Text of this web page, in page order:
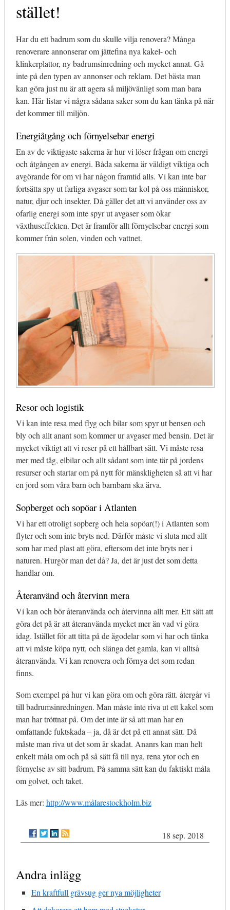
stället!
Har du ett badrum som du skulle vilja renovera? Många
renoverare annonserar om jättefina nya kakel- och
klinkerplattor, ny badrumsinredning och mycket annat. Gå
inte på den typen av annonser och reklam. Det bästa man
kan göra just nu är att agera så miljövänligt som man bara
kan. Här listar vi några sådana saker som du kan tänka på när
det kommer till miljön.
Energiåtgång och förnyelsebar energi
En av de viktigaste sakerna är hur vi löser frågan om energi
och åtgången av energi. Båda sakerna är väldigt viktiga och
avgörande för om vi har någon framtid alls. Vi kan inte bar
fortsätta spy ut farliga avgaser som tar kol på oss människor,
natur, djur och insekter. Då gäller det att vi använder oss av
ofarlig energi som inte spyr ut avgaser som ökar
växthuseffekten. Det är framför allt förnyelsebar energi som
kommer från solen, vinden och vattnet.
Resor och logistik
Vi kan inte resa med flyg och bilar som spyr ut bensen och
bly och allt anant som kommer ur avgaser med bensin. Det är
mycket viktigt att vi reser på ett hållbart sätt. Vi måste resa
mer med tåg, elbilar och allt sådant som inte tär på jordens
resurser och startar om på nytt för mänskligheten så att vi har
en jord som våra barn och barnbarn ska ärva.
Sopberget och sopöar i Atlanten
Vi har ett otroligt sopberg och hela sopöar(!) i Atlanten som
flyter och som inte bryts ned. Därför måste vi sluta med allt
som har med plast att göra, eftersom det inte bryts ner i
naturen. Hurgör man det då? Ja, det är just det som detta
handlar om.
Återanvänd och återvinn mera
Vi kan och bör återanvända och återvinna allt mer. Ett sätt att
göra det på är att återanvända mycket mer än vad vi göra
idag. Istället för att titta på de ägodelar som vi har och tänka
att vi måste köpa nytt, och slänga det gamla, kan vi alltså
återanvända. Vi kan renovera och förnya det som redan
finns.
Som exempel på hur vi kan göra om och göra rätt. återgår vi
till badrumsinredningen. Man måste inte riva ut ett kakel som
man har tröttnat på. Om det inte är så att man har en
omfattande fuktskada – ja, då är det på ett annat sätt. Då
måste man riva ut det som är skadat. Ananrs kan man helt
enkelt måla om och på så sätt få till nya, rena ytor och en
förnyelse av sitt badrum. På samma sätt kan du faktiskt måla
om golvet, och taket.
Läs mer: http://www.målarestockholm.biz
18 sep. 2018
Andra inlägg
En kraftfull grävsug ger nya möjligheter